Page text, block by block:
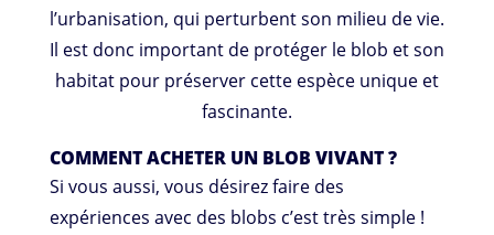
l’urbanisation, qui perturbent son milieu de vie.
Il est donc important de protéger le blob et son
habitat pour préserver cette espèce unique et
fascinante.
COMMENT ACHETER UN BLOB VIVANT ?
Si vous aussi, vous désirez faire des
expériences avec des blobs c’est très simple !